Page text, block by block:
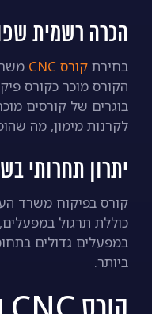
הכרה רשמית
בחירת קורס CNC
הקורס מוכר כקורס
בוגרים של קורסים
לקרנות מימון, מה
יתרון תחרותי
קורס בפיקוח משרד
כוללת תרגול
במפעלים גדולים
ביותר.